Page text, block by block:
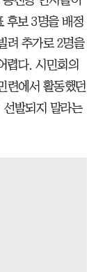
후보 3명을 배정
려 추가로 2명을
렵다. 시민회의
련에서 활동했던
발되지 말라는